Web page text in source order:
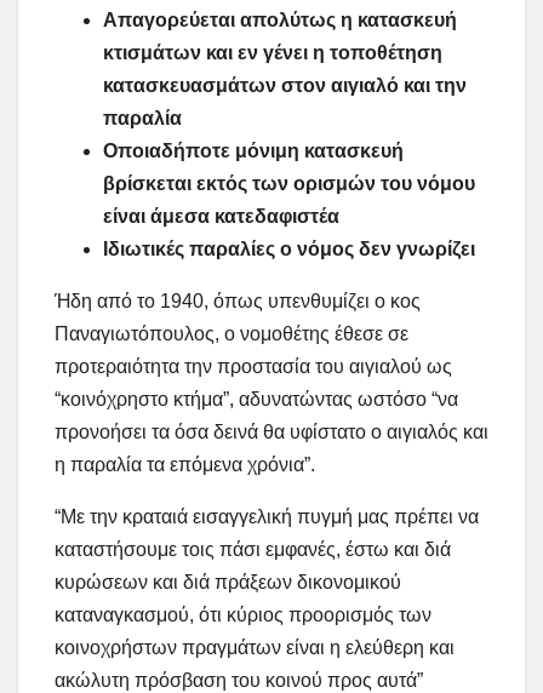
Απαγορεύεται απολύτως η κατασκευή
κτισμάτων και εν γένει η τοποθέτηση
κατασκευασμάτων στον αιγιαλό και την
παραλία
Οποιαδήποτε μόνιμη κατασκευή
βρίσκεται εκτός των ορισμών του νόμου
είναι άμεσα κατεδαφιστέα
Ιδιωτικές παραλίες ο νόμος δεν γνωρίζει
Ήδη από το 1940, όπως υπενθυμίζει ο κος
Παναγιωτόπουλος, ο νομοθέτης έθεσε σε
προτεραιότητα την προστασία του αιγιαλού ως
“κοινόχρηστο κτήμα”, αδυνατώντας ωστόσο “να
προνοήσει τα όσα δεινά θα υφίστατο ο αιγιαλός και
η παραλία τα επόμενα χρόνια”.
“Με την κραταιά εισαγγελική πυγμή μας πρέπει να
καταστήσουμε τοις πάσι εμφανές, έστω και διά
κυρώσεων και διά πράξεων δικονομικού
καταναγκασμού, ότι κύριος προορισμός των
κοινοχρήστων πραγμάτων είναι η ελεύθερη και
ακώλυτη πρόσβαση του κοινού προς αυτά”